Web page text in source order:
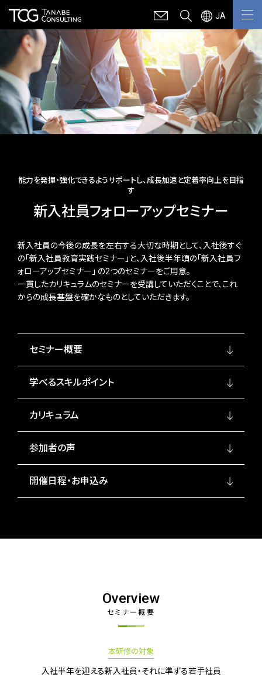
JA
能力を発揮・強化できるようサポートし、成長加速と定着率向上を目指
す
新入社員フォローアップセミナー
新入社員の今後の成長を左右する大切な時期として、入社後すぐ
の「新入社員教育実践セミナー」と、入社後半年頃の「新入社員フ
ォローアップセミナー」 の2つのセミナーをご用意。
一貫したカリキュラムのセミナーを受講していただくことで、これ
からの成長基盤を確かなものとしていただきます。
セミナー概要
学べるスキルポイント
カリキュラム
参加者の声
開催日程・お申込み
Overview
セミナー概要
本研修の対象
入社半年を迎える新入社員・それに準ずる若手社員